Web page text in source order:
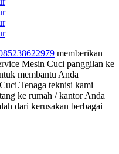
memberikan
Mesin Cuci panggilan ke
membantu Anda
teknisi kami
ke rumah / kantor Anda
dari kerusakan berbagai